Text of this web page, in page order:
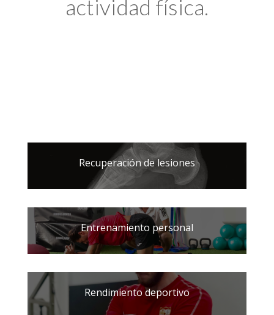
actividad física.
Recuperación de lesiones
Entrenamiento personal
Rendimiento deportivo